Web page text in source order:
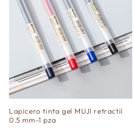
Lapicero tinta gel MUJI retractil
0.5 mm-1 pza